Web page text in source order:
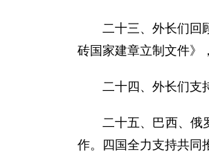
二十三、外长们回
砖国家建章立制文件》
二十四、外长们支
二十五、巴西、俄
作。四国全力支持共同